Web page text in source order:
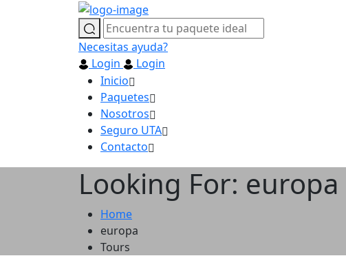
Necesitas ayuda?
Login
Login
Inicio
Paquetes
Nosotros
Seguro UTA
Contacto
Looking For: europa
Home
europa
Tours